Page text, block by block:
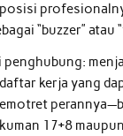
posisi
“buzzer” atau
penghubung:
kerja yang
17+8